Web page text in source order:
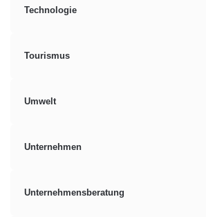
Technologie
Tourismus
Umwelt
Unternehmen
Unternehmensberatung